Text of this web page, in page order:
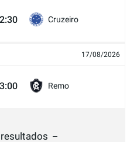
Cruzeiro
17/08/2026
Remo